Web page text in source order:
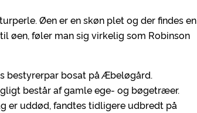
Øen er en skøn plet og der findes en
øen, føler man sig virkelig som Robinson
bestyrerpar bosat på Æbeløgård.
består af gamle ege- og bøgetræer.
er uddød, fandtes tidligere udbredt på